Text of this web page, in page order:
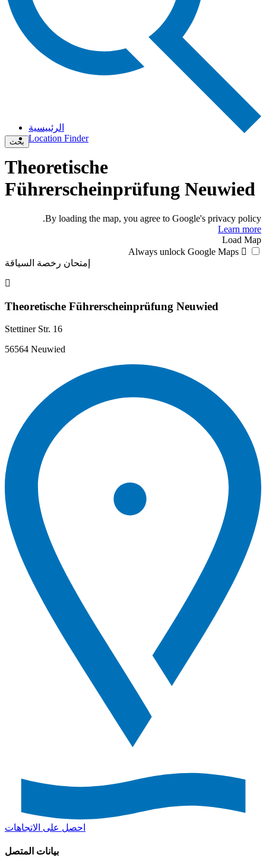
بحث
الرئييسية
Location Finder
Theoretische
Führerscheinprüfung Neuwied
By loading the map, you agree to Google's privacy policy.
Learn more
Load Map
Always unlock Google Maps
إمتحان رخصة السياقة
Theoretische Führerscheinprüfung Neuwied
Stettiner Str. 16
56564 Neuwied
احصل على الاتجاهات
بيانات المتصل